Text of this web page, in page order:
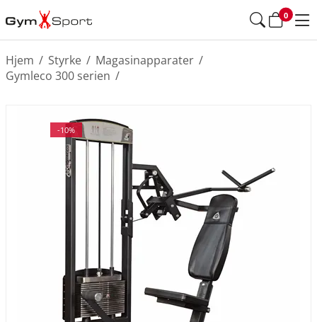
0
/
Hjem /
Styrke /
Magasinapparater
/
Gymleco 300 serien
-10%